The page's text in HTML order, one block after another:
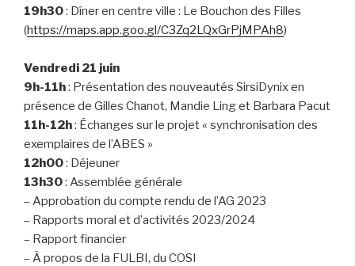
19h30: Dîner en centre ville : Le Bouchon des Filles
(https://maps.app.goo.gl/C3Zq2LQxGrPjMPAh8)
Vendredi 21 juin
9h-11h: Présentation des nouveautés SirsiDynix en
présence de Gilles Chanot, Mandie Ling et Barbara Pacut
11h-12h: Échanges sur le projet « synchronisation des
exemplaires de l’ABES »
12h00: Déjeuner
13h30: Assemblée générale
– Approbation du compte rendu de l’AG 2023
– Rapports moral et d’activités 2023/2024
– Rapport financier
– À propos de la FULBI, du COSI